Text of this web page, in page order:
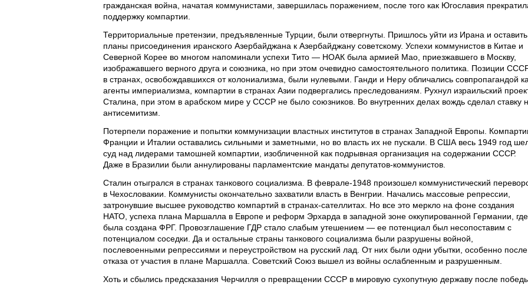
гражданская война, начатая коммунистами, завершилась поражением, после того как Югославия
поддержку компартии.
Территориальные претензии, предъявленные Турции, были отвергнуты. Пришлось уйти из Ирана и оставить
планы присоединения иранского Азербайджана к Азербайджану советскому. Успехи коммунистов в Китае и
Северной Корее во многом напоминали успехи Тито — НОАК была армией Мао, приезжавшего в Москву,
изображавшего верного друга и союзника, но при этом очевидно самостоятельного политика. Позиции
в странах, освобождавшихся от колониализма, были нулевыми. Ганди и Неру обличались совпропагандой
агенты империализма, компартии в странах Азии подвергались преследованиям. Рухнул израильский
Сталина, при этом в арабском мире у СССР не было союзников. Во внутренних делах вождь сделал ставку
антисемитизм.
Потерпели поражение и попытки коммунизации властных институтов в странах Западной Европы.
Франции и Италии оставались сильными и заметными, но во власть их не пускали. В США весь 1949 год
суд над лидерами тамошней компартии, изобличенной как подрывная организация на содержании СССР.
Даже в Бразилии были аннулированы парламентские мандаты депутатов-коммунистов.
Сталин отыгрался в странах танкового социализма. В феврале-1948 произошел коммунистический
в Чехословакии. Коммунисты окончательно захватили власть в Венгрии. Начались массовые репрессии,
затронувшие высшее руководство компартий в странах-сателлитах. Но все это меркло на фоне создания
НАТО, успеха плана Маршалла в Европе и реформ Эрхарда в западной зоне оккупированной Германии, где
была создана ФРГ. Провозглашение ГДР стало слабым утешением — ее потенциал был несопоставим с
потенциалом соседки. Да и остальные страны танкового социализма были разрушены войной,
послевоенными репрессиями и переустройством на русский лад. От них были одни убытки, особенно после
отказа от участия в плане Маршалла. Советский Союз вышел из войны ослабленным и разрушенным.
Хоть и сбылись предсказания Черчилля о превращении СССР в мировую сухопутную державу после